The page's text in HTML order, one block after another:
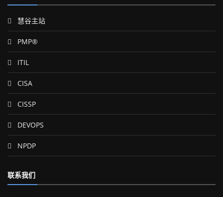
慧谷主站
PMP®
ITIL
CISA
CISSP
DEVOPS
NPDP
联系我们